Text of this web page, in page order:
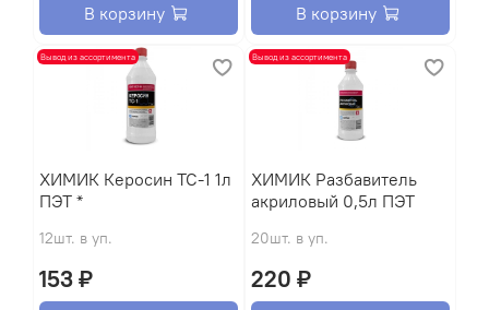
В корзину В корзину
Вывод из ассортимента
XИМИК Керосин ТС-1 1л
ПЭТ *
12шт. в уп.
153 ₽
Вывод из ассортимента
XИМИК Разбавитель
акриловый 0,5л ПЭТ
20шт. в уп.
220 ₽